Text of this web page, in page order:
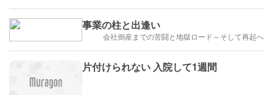
事業の柱と出逢い
会社倒産までの苦闘と地獄ロード～そして再起へ
片付けられない 入院して1週間